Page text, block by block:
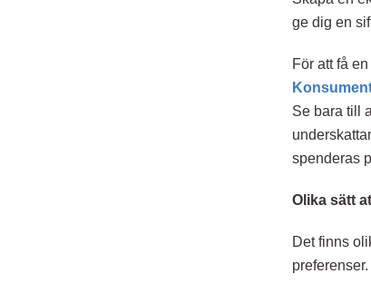
ge dig en
För att få
Se bara till
spenderas
Olika sätt
Det finns